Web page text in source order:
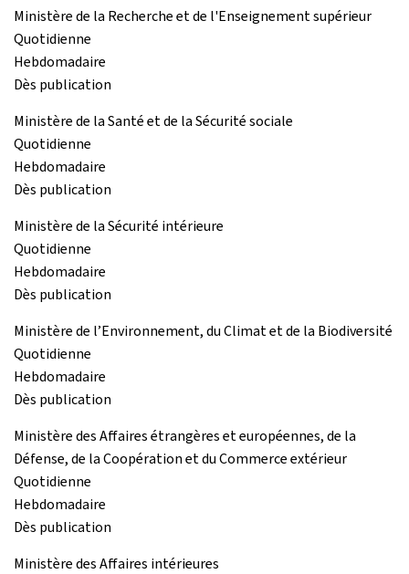
Ministère de la Recherche et de l'Enseignement supérieur
Quotidienne
Hebdomadaire
Dès publication
Ministère de la Santé et de la Sécurité sociale
Quotidienne
Hebdomadaire
Dès publication
Ministère de la Sécurité intérieure
Quotidienne
Hebdomadaire
Dès publication
Ministère de l’Environnement, du Climat et de la Biodiversité
Quotidienne
Hebdomadaire
Dès publication
Ministère des Affaires étrangères et européennes, de la
Défense, de la Coopération et du Commerce extérieur
Quotidienne
Hebdomadaire
Dès publication
Ministère des Affaires intérieures